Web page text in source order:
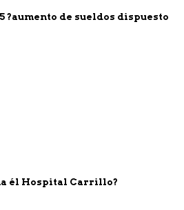
?aumento de sueldos dispuesto
él Hospital Carrillo?